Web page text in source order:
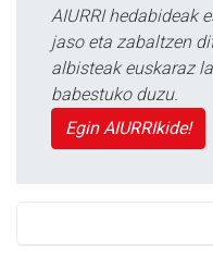
AIURRI hedabideak
jaso eta zabaltzen
albisteak euskaraz
babestuko duzu.
Egin AIURRIkide!